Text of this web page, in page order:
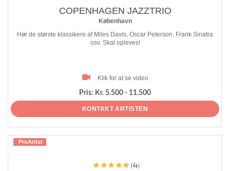
COPENHAGEN JAZZTRIO
København
Hør de største klassikere af Miles Davis, Oscar Peterson, Frank Sinatra
osv. Skal opleves!
Klik for at se video
Pris: Kr. 5.500 - 11.500
KONTAKT ARTISTEN
ProArtist
(4)